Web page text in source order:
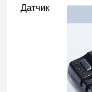
Датчик